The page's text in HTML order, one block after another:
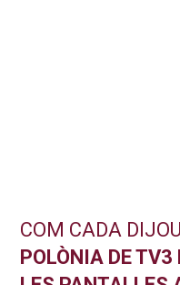
COM CADA
POLÒNIA DE TV3